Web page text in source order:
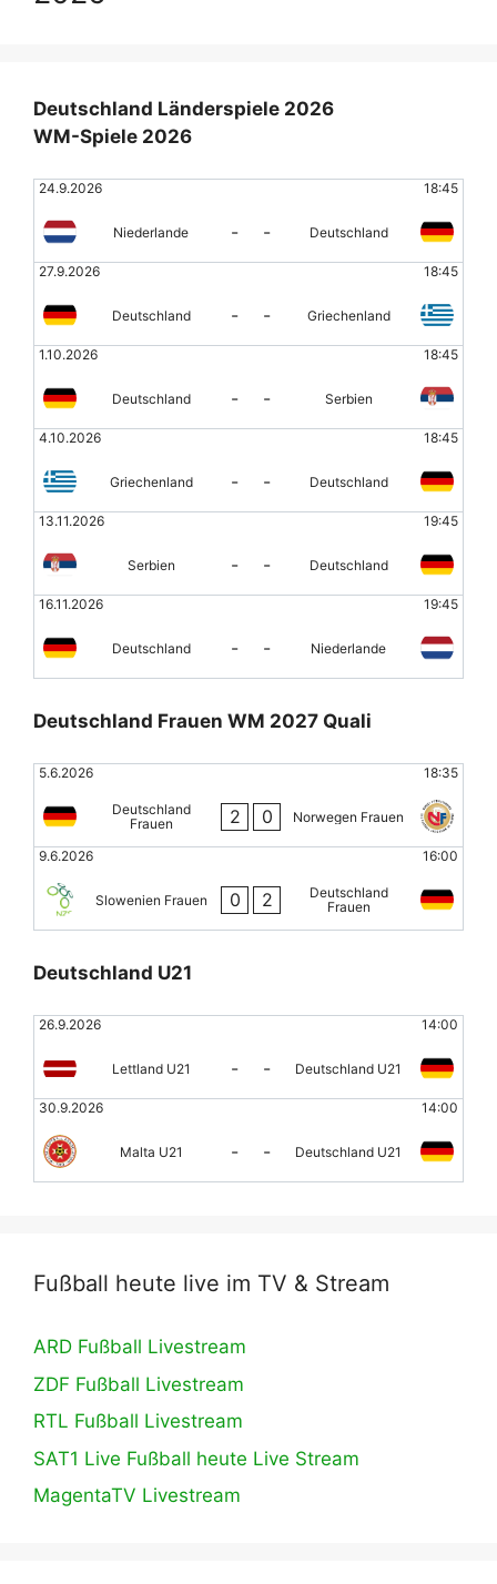
Deutschland Länderspiele 2026
WM-Spiele 2026
24.9.2026 18:45
Niederlande - - Deutschland
27.9.2026 18:45
Deutschland - - Griechenland
1.10.2026 18:45
Deutschland - - Serbien
4.10.2026 18:45
Griechenland - - Deutschland
13.11.2026 19:45
Serbien - - Deutschland
16.11.2026 19:45
Deutschland - - Niederlande
Deutschland Frauen WM 2027 Quali
5.6.2026 18:35
Deutschland
Frauen
2 0 Norwegen Frauen
9.6.2026 16:00
Slowenien Frauen 0 2
Deutschland
Frauen
Deutschland U21
26.9.2026 14:00
Lettland U21 - - Deutschland U21
30.9.2026 14:00
Malta U21 - - Deutschland U21
Fußball heute live im TV & Stream
ARD Fußball Livestream
ZDF Fußball Livestream
RTL Fußball Livestream
SAT1 Live Fußball heute Live Stream
MagentaTV Livestream